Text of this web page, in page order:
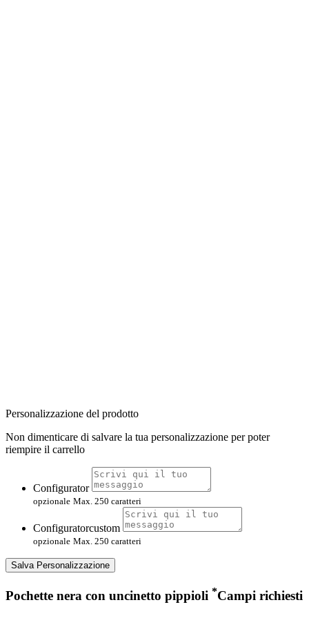
Personalizzazione del prodotto
Non dimenticare di salvare la tua personalizzazione per poter
riempire il carrello
Configurator
opzionale Max. 250 caratteri
Configuratorcustom
opzionale Max. 250 caratteri
Salva Personalizzazione
Pochette nera con uncinetto pippioli *Campi richiesti